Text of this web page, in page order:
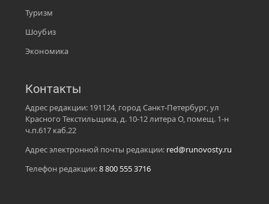
Туризм
Шоубиз
Экономика
Контакты
Адрес редакции: 191124, город Санкт-Петербург, ул
Красного Текстильщика, д. 10-12 литера О, помещ. 1-н
ч.п.617 каб.22
Адрес электронной почты редакции: red@runovosty.ru
Телефон редакции:8 800 555 3716